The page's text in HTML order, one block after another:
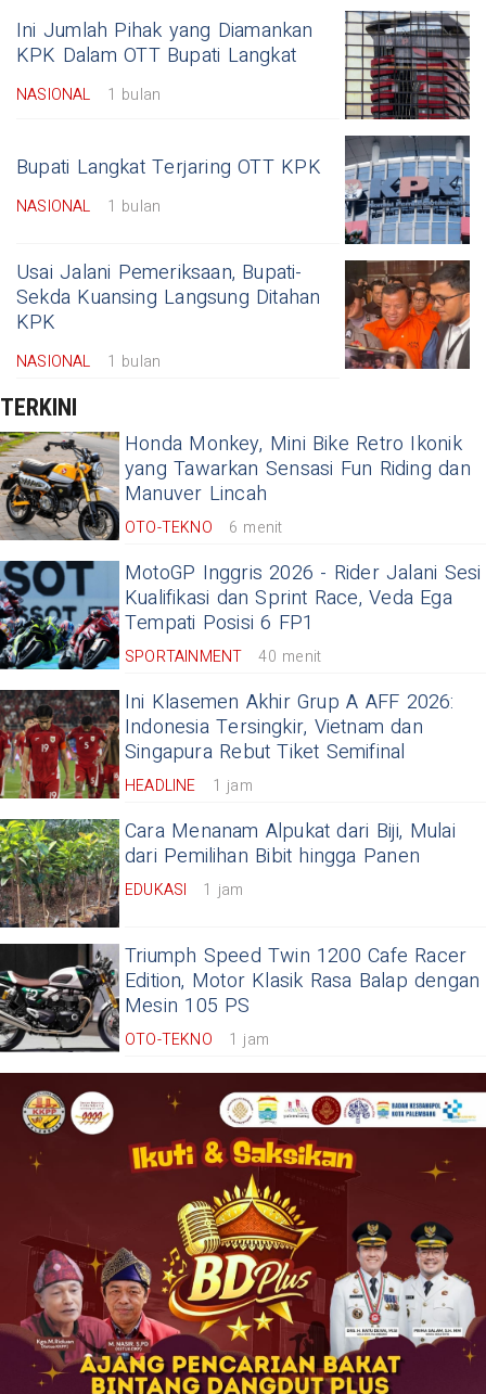
Ini Jumlah Pihak yang Diamankan
KPK Dalam OTT Bupati Langkat
NASIONAL 1 bulan
Bupati Langkat Terjaring OTT KPK
NASIONAL 1 bulan
Usai Jalani Pemeriksaan, Bupati-
Sekda Kuansing Langsung Ditahan
KPK
NASIONAL 1 bulan
TERKINI
Honda Monkey, Mini Bike Retro Ikonik
yang Tawarkan Sensasi Fun Riding dan
Manuver Lincah
OTO-TEKNO 6 menit
MotoGP Inggris 2026 - Rider Jalani Sesi
Kualifikasi dan Sprint Race, Veda Ega
Tempati Posisi 6 FP1
SPORTAINMENT 40 menit
Ini Klasemen Akhir Grup A AFF 2026:
Indonesia Tersingkir, Vietnam dan
Singapura Rebut Tiket Semifinal
HEADLINE 1 jam
Cara Menanam Alpukat dari Biji, Mulai
dari Pemilihan Bibit hingga Panen
EDUKASI 1 jam
Triumph Speed Twin 1200 Cafe Racer
Edition, Motor Klasik Rasa Balap dengan
Mesin 105 PS
OTO-TEKNO 1 jam